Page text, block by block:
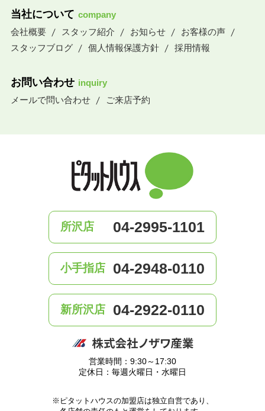
当社について company
会社概要
スタッフ紹介 お知らせ
お客様の声
スタッフブログ
個人情報保護方針 採用情報
お問い合わせ inquiry
メールで問い合わせ
ご来店予約
所沢店 04-2995-1101
小手指店 04-2948-0110
新所沢店 04-2922-0110
営業時間：9:30～17:30
定休日：毎週火曜日・水曜日
※ピタットハウスの加盟店は独立自営であり、